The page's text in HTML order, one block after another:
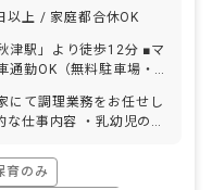
以上 / 家庭都合休OK
駅」より徒歩12分 ■マ
通勤OK（無料駐車場・
にて調理業務をお任せし
込み ・食材等納品物の
育のみ